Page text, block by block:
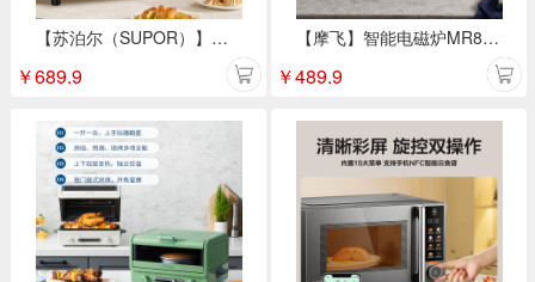
【苏泊尔（SUPOR）】微烤一体机20L SW20B1
￥689.9
【摩飞】智能电磁炉MR8900（颜色随机）
￥489.9